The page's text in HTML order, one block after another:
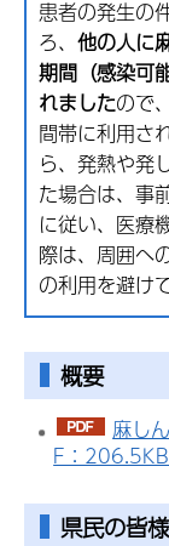
患者の発生の
ろ、 他の人に
期間（感染可
れましたので
間帯に利用さ
ら、発熱や発
た場合は、事
に従い、医療
際は、周囲へ
の利用を避け
概要
麻し
F：206.5KB
県民の皆